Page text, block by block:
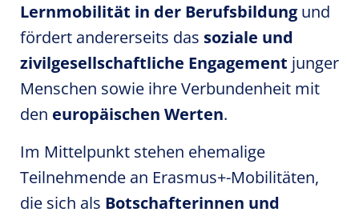
Lernmobilität in der Berufsbildung und
fördert andererseits das soziale und
zivilgesellschaftliche Engagement junger
Menschen sowie ihre Verbundenheit mit
den europäischen Werten.
Im Mittelpunkt stehen ehemalige
Teilnehmende an Erasmus+-Mobilitäten,
die sich als Botschafterinnen und